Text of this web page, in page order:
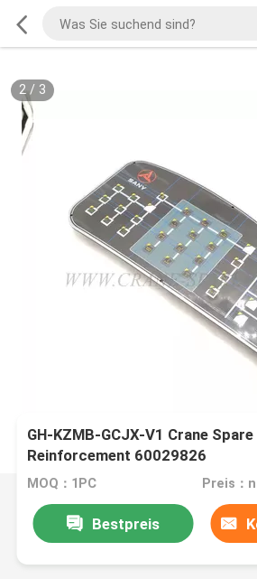
2/ 3
GH-KZMB-GCJX-V1 Crane
Reinforcement 60029826
MOQ：1PC Preis：
Bestpreis